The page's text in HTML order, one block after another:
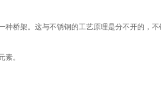
种桥架。这与不锈钢的工艺原理是分不开的，
素。